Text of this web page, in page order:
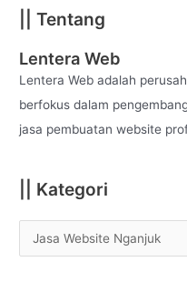
r
c
h
f
o
|| Tentang
Lentera Web
Lentera Web adalah
berfokus dalam
jasa pembuatan website
|| Kategori